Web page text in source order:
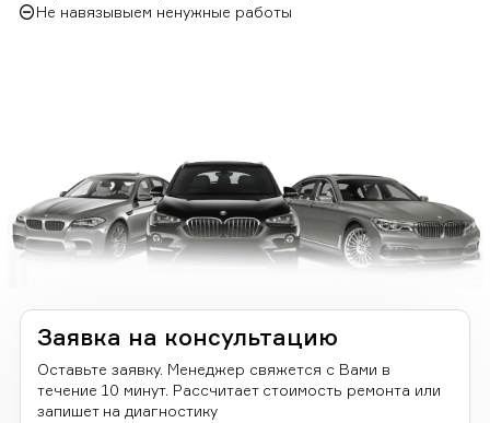
Не навязывыем ненужные работы
Заявка на консультацию
Оставьте заявку. Менеджер свяжется с Вами в
течение 10 минут. Рассчитает стоимость ремонта или
запишет на диагностику